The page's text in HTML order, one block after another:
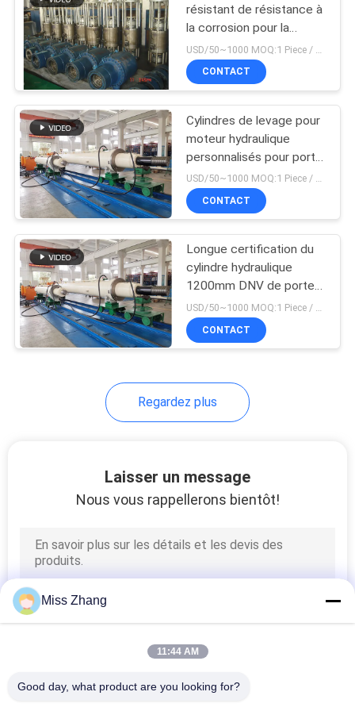
Vérin de levage
hydraulique
10
servomoteur
hydraulique
Station hydraulique
vérin hydraulique
télescopique
résistant de résistance à
la corrosion pour la
centrale nucléaire
CONTACT
Cylindres de levage pour
moteur hydraulique
personnalisés pour porte
plate générale
USD/50~1000 MOQ:1 Piece / Pieces
CONTACT
Longue certification du
cylindre hydraulique
1200mm DNV de porte
radiale supérieure de
denudate
USD/50~1000 MOQ:1 Piece / Pieces
CONTACT
Regardez plus
Laisser un message
Nous vous rappellerons bientôt!
Miss Zhang
11:44 AM
Good day, what product are you looking for?